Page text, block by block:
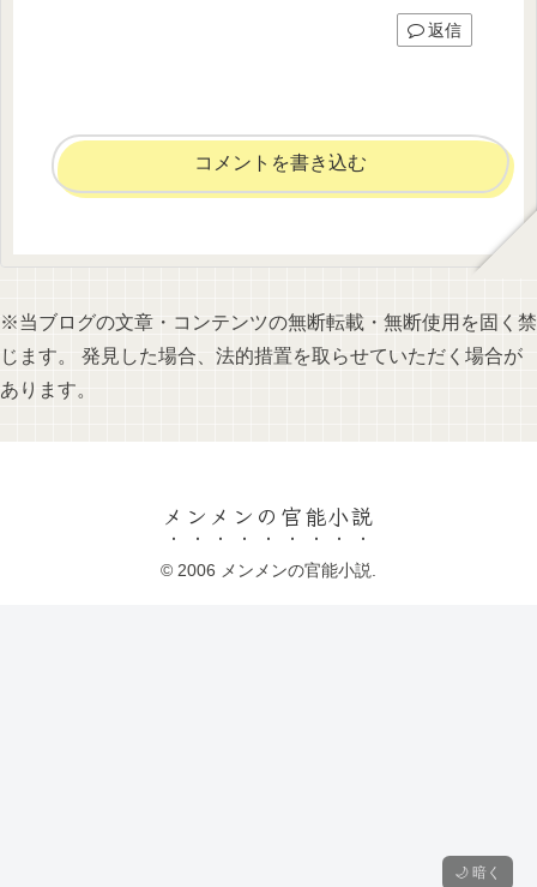
返信
コメントを書き込む
※当ブログの文章・コンテンツの無断転載・無断使用を固く禁
じます。 発見した場合、法的措置を取らせていただく場合が
あります。
メンメンの官能小説
© 2006 メンメンの官能小説.
🌙 暗く